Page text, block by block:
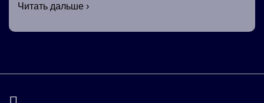
Продвижение
Читать дальше ›